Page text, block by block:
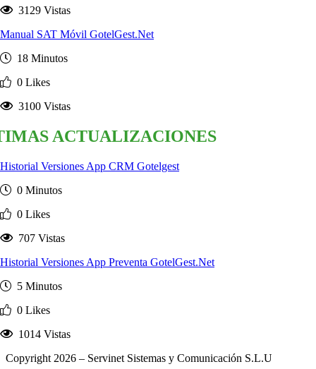
3129 Vistas
Manual SAT Móvil GotelGest.Net
18 Minutos
0 Likes
3100 Vistas
ACTUALIZACIONES
Historial Versiones App CRM Gotelgest
0 Minutos
0 Likes
707 Vistas
Historial Versiones App Preventa GotelGest.Net
5 Minutos
0 Likes
1014 Vistas
Copyright 2026 – Servinet Sistemas y Comunicación S.L.U